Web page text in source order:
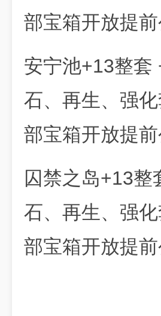
部宝箱开放提
安宁池+13整套
石、再生、强
部宝箱开放提
囚禁之岛+13
石、再生、强
部宝箱开放提